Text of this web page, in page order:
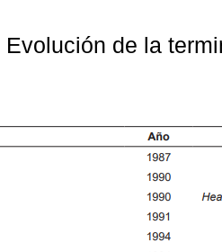
Evolución de la